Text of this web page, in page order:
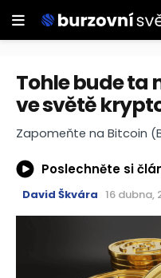
Tohle bude ta
ve světě
Zapomeňte na Bitcoin
Poslechněte si
David Škvára 16 dubna,